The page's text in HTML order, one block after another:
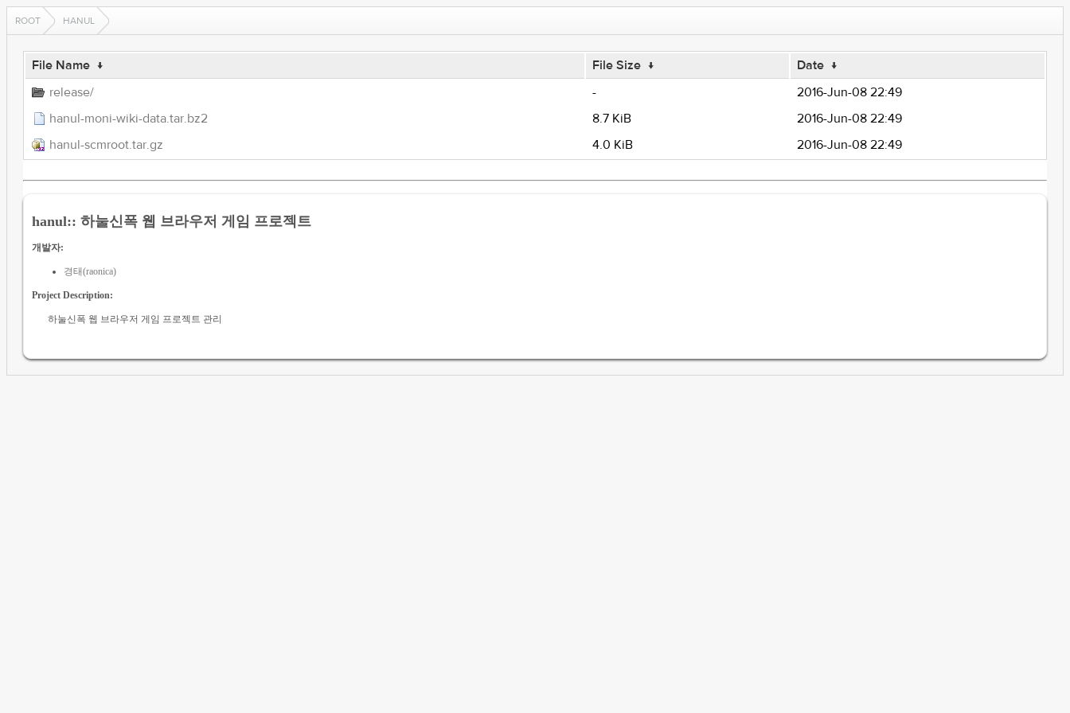
ROOT HANUL
File Name ↓ File Size ↓ Date ↓
release/
-
2016-Jun-08 22:49
hanul-moni-wiki-data.tar.bz2
8.7 KiB
2016-Jun-08 22:49
hanul-scmroot.tar.gz
4.0 KiB 2016-Jun-08 22:49
hanul:: 하눌신폭 웹 브라우저 게임 프로젝트
개발자:
경태(raonica)
Project Description:
하눌신폭 웹 브라우저 게임 프로젝트 관리